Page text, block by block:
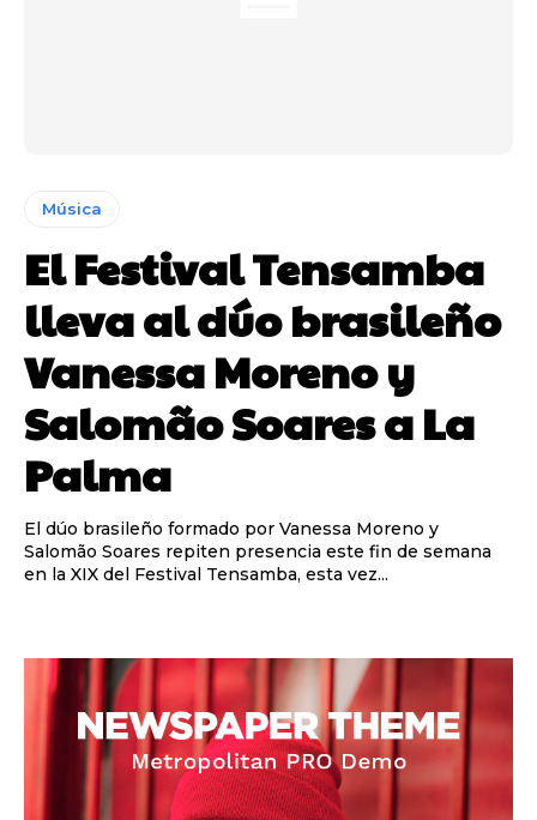
Música
El Festival Tensamba
lleva al dúo brasileño
Vanessa Moreno y
Salomão Soares a La
Palma
El dúo brasileño formado por Vanessa Moreno y
Salomão Soares repiten presencia este fin de semana
en la XIX del Festival Tensamba, esta vez...